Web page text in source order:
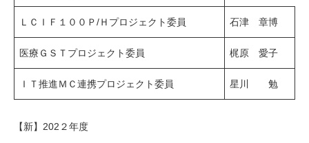
ＬＣＩＦ１００Ｐ/Ｈプロジェクト委員 石津 章博
医療ＧＳＴプロジェクト委員 梶原 愛子
ＩＴ推進ＭＣ連携プロジェクト委員 星川 勉
【新】202２年度